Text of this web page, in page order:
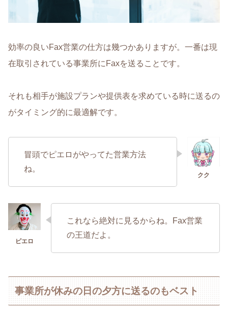
効率の良いFax営業の仕方は幾つかありますが。一番は現
在取引されている事業所にFaxを送ることです。
それも相手が施設プランや提供表を求めている時に送るの
がタイミング的に最適解です。
冒頭でピエロがやってた営業方法
ね。
これなら絶対に見るからね。Fax営業
の王道だよ。
事業所が休みの日の夕方に送るのもベスト